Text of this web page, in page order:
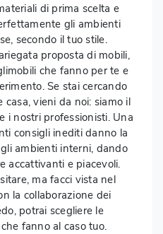
di prima scelta e
gli ambienti
secondo il tuo stile.
proposta di mobili,
che fanno per te e
Se stai cercando
casa, vieni da noi: siamo il
i nostri professionisti. Una
consigli inediti danno la
ambienti interni, dando
accattivanti e piacevoli.
ma facci vista nel
la collaborazione dei
potrai scegliere le
fanno al caso tuo.